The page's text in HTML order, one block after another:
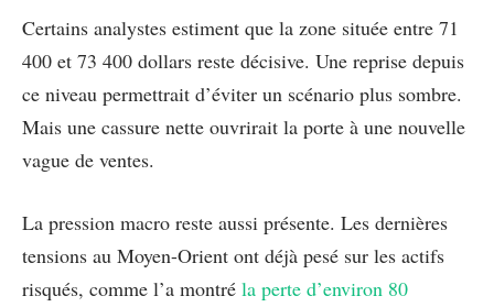
Certains analystes estiment que la zone située entre 71
400 et 73 400 dollars reste décisive. Une reprise depuis
ce niveau permettrait d’éviter un scénario plus sombre.
Mais une cassure nette ouvrirait la porte à une nouvelle
vague de ventes.
La pression macro reste aussi présente. Les dernières
tensions au Moyen-Orient ont déjà pesé sur les actifs
risqués, comme l’a montré la perte d’environ 80